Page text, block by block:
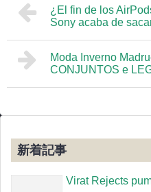
¿El fin de los
Sony acaba de
Moda Inverno
CONJUNTOS e
新着記事
Virat Rejects